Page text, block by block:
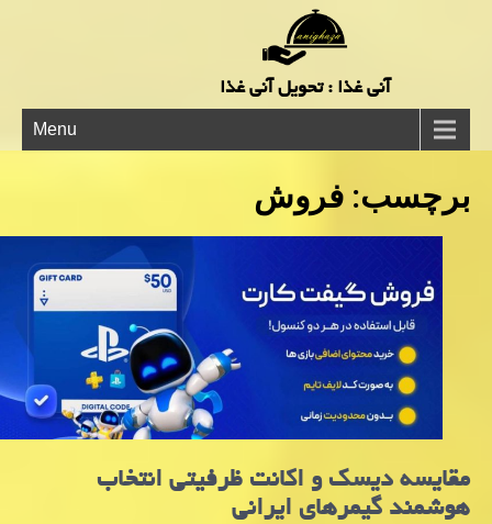
آنی غذا : تحویل آنی غذا
Menu
برچسب: فروش
مقایسه دیسک و اکانت ظرفیتی انتخاب
هوشمند گیمرهای ایرانی